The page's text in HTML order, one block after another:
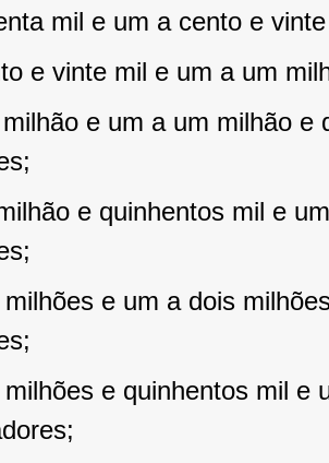
mil e um a cento e
e vinte mil e um a um
e um a um milhão e
e quinhentos mil e
e um a dois
e quinhentos mil e